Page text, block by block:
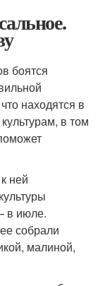
боятся
находятся в
в том
ней
в июле.
собрали
малиной,